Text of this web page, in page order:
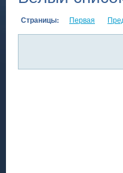
Страницы: Первая